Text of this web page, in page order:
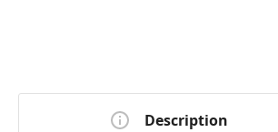
Description